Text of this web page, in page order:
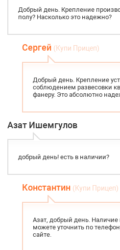
Добрый день. Крепление
полу? Насколько это надежно?
Сергей (Купи Прицеп)
Добрый день. Крепление
соблюдением развесовки
фанеру. Это абсолютно
Азат Ишемгулов
добрый день! есть в наличии?
Константин (Купи Прицеп)
Азат, добрый день. Наличие
можете уточнить по
сайте.